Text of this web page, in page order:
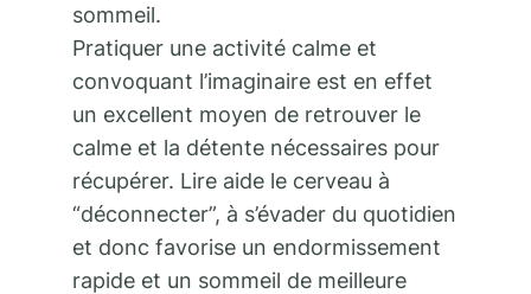
sommeil.
Pratiquer une activité calme et
convoquant l’imaginaire est en effet
un excellent moyen de retrouver le
calme et la détente nécessaires pour
récupérer. Lire aide le cerveau à
“déconnecter”, à s’évader du quotidien
et donc favorise un endormissement
rapide et un sommeil de meilleure